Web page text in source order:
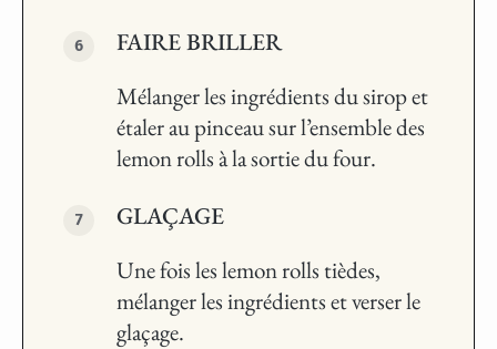
FAIRE BRILLER
Mélanger les ingrédients du sirop et
étaler au pinceau sur l’ensemble des
lemon rolls à la sortie du four.
GLAÇAGE
Une fois les lemon rolls tièdes,
mélanger les ingrédients et verser le
glaçage.